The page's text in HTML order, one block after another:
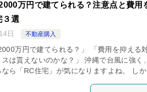
万円で建てられる？注意点と費用
３選
日 不動産購入
万円で建てられる？」 「費用を抑える
は貰えないのかな？」 沖縄で台風に強く
なら「RC住宅」が気になりますよね。 し